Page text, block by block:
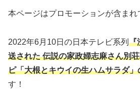
本ページはプロモーションが含まれ
2022年6月10日の日本テレビ系列 『
送された 伝説の家政婦志麻さん別
ピ「大根とキウイの生ハムサラダ」
す！